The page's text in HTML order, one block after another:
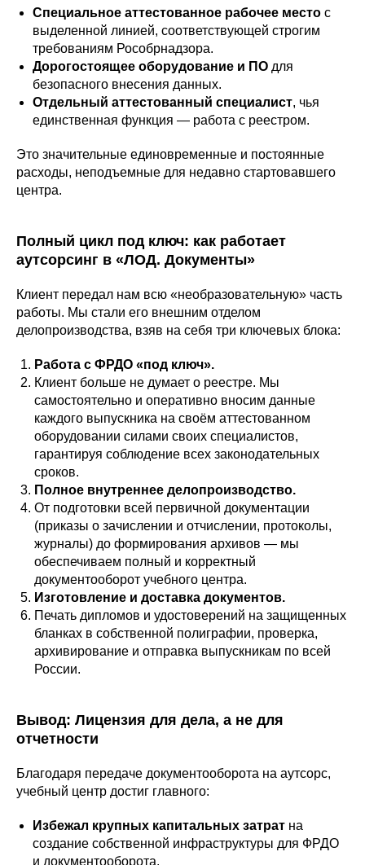
Специальное аттестованное рабочее место с
выделенной линией, соответствующей строгим
требованиям Рособрнадзора.
Дорогостоящее оборудование и ПО для
безопасного внесения данных.
Отдельный аттестованный специалист, чья
единственная функция — работа с реестром.
Это значительные единовременные и постоянные
расходы, неподъемные для недавно стартовавшего
центра.
Полный цикл под ключ: как работает
аутсорсинг в «ЛОД. Документы»
Клиент передал нам всю «необразовательную» часть
работы. Мы стали его внешним отделом
делопроизводства, взяв на себя три ключевых блока:
Работа с ФРДО «под ключ».
Клиент больше не думает о реестре. Мы
самостоятельно и оперативно вносим данные
каждого выпускника на своём аттестованном
оборудовании силами своих специалистов,
гарантируя соблюдение всех законодательных
сроков.
Полное внутреннее делопроизводство.
От подготовки всей первичной документации
(приказы о зачислении и отчислении, протоколы,
журналы) до формирования архивов — мы
обеспечиваем полный и корректный
документооборот учебного центра.
Изготовление и доставка документов.
Печать дипломов и удостоверений на защищенных
бланках в собственной полиграфии, проверка,
архивирование и отправка выпускникам по всей
России.
Вывод: Лицензия для дела, а не для
отчетности
Благодаря передаче документооборота на аутсорс,
учебный центр достиг главного:
Избежал крупных капитальных затрат на
создание собственной инфраструктуры для ФРДО
и документооборота.